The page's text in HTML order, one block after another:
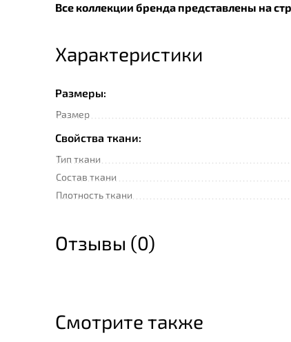
витамина Е и ароматическим наполнением
Все коллекции бренда представлены на
Характеристики
Размеры:
Размер
Свойства ткани:
Тип ткани
Состав ткани
Плотность ткани
Отзывы (0)
Смотрите также